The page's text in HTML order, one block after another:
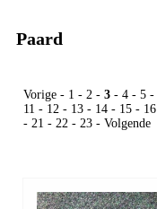
Paard
Vorige - 1 - 2 - 3 - 4 - 5 -
11 - 12 - 13 - 14 - 15 - 16
- 21 - 22 - 23 - Volgende